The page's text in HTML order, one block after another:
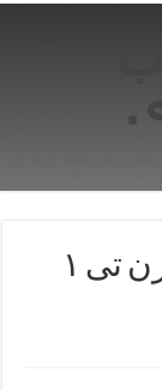
خرید فلزیاب پالسی نقطه زن تی ۱